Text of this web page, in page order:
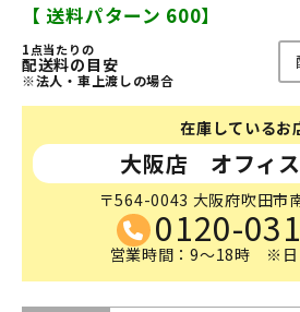
【 送料パターン 600】
1点当たりの
配送料の目安
※法人・車上渡しの場合
在庫しているお
大阪店 オフィ
〒564-0043 大阪府吹田市
0120-
営業時間：9～18時 ※日